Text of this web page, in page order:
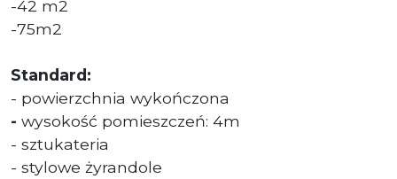
-42 m2
-75m2
Standard:
- powierzchnia wykończona
- wysokość pomieszczeń: 4m
- sztukateria
- stylowe żyrandole